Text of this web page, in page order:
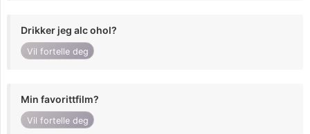
Drikker jeg alc ohol?
Vil fortelle deg
Min favorittfilm?
Vil fortelle deg